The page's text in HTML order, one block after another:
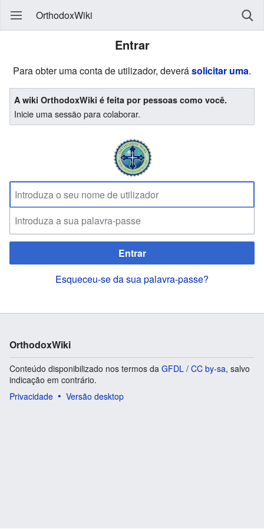
OrthodoxWiki
Entrar
Para obter uma conta de utilizador, deverásolicitar uma.
A wiki OrthodoxWiki é feita por pessoas como você.
Inicie uma sessão para colaborar.
Entrar
Esqueceu-se da sua palavra-passe?
OrthodoxWiki
Conteúdo disponibilizado nos termos da GFDL / CC by-sa, salvo
indicação em contrário.
Privacidade
Versão desktop